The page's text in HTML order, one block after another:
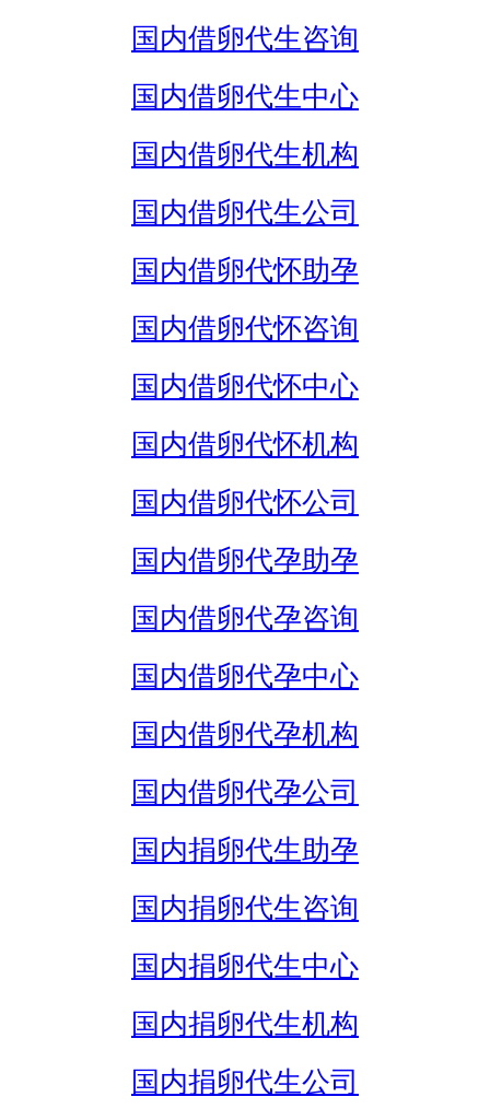
国内借卵代生咨询
国内借卵代生中心
国内借卵代生机构
国内借卵代生公司
国内借卵代怀助孕
国内借卵代怀咨询
国内借卵代怀中心
国内借卵代怀机构
国内借卵代怀公司
国内借卵代孕助孕
国内借卵代孕咨询
国内借卵代孕中心
国内借卵代孕机构
国内借卵代孕公司
国内捐卵代生助孕
国内捐卵代生咨询
国内捐卵代生中心
国内捐卵代生机构
国内捐卵代生公司